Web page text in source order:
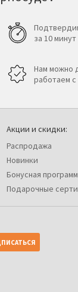
за 10 минут
Нам можно
работаем с
Акции и скидки:
Распродажа
Новинки
Бонусная
Подарочные